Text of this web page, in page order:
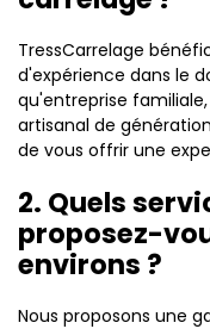
TressCarrelage
d'expérience dans le
qu'entreprise
artisanal de
de vous offrir une
2. Quels
proposez-
environs ?
Nous proposons une